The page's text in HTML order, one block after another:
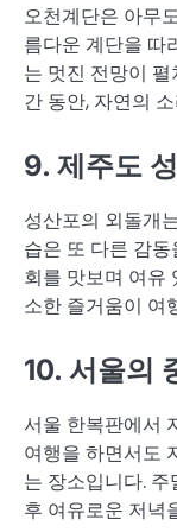
오천계단은 아무
름다운 계단을 따
는 멋진 전망이
간 동안, 자연의
9. 제주도
성산포의 외돌개
습은 또 다른 감
회를 맛보며 여유
소한 즐거움이 여
10. 서울의
서울 한복판에서
여행을 하면서도
는 장소입니다.
후 여유로운 저녁